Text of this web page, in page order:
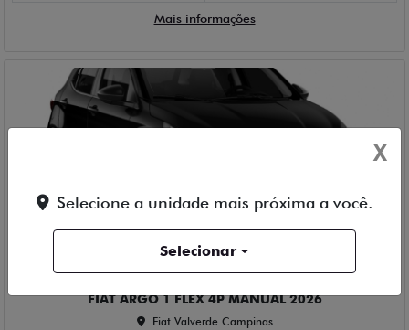
Mais informações
FIAT ARGO 1 FLEX 4P MANUAL 2026
Fiat Valverde Campinas
X
Selecione a unidade mais próxima a você.
Selecionar